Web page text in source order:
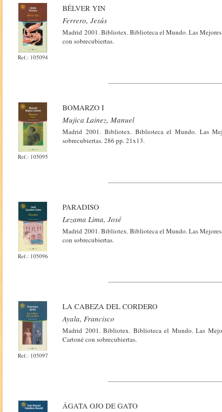
Ref.: 105094
BÉLVER YIN
Ferrero, Jesús
Madrid 2001. Bibliotex. Biblioteca el Mundo. Las
con sobrecubiertas.
Ref.: 105095
BOMARZO I
Mujica Lainez, Manuel
Madrid 2001. Bibliotex. Biblioteca el Mundo. Las
sobrecubiertas. 286 pp. 21x13.
Ref.: 105096
PARADISO
Lezama Lima, José
Madrid 2001. Bibliotex. Biblioteca el Mundo. Las
con sobrecubiertas.
Ref.: 105097
LA CABEZA DEL CORDERO
Ayala, Francisco
Madrid 2001. Bibliotex. Biblioteca el Mundo. Las
Cartoné con sobrecubiertas.
ÁGATA OJO DE GATO